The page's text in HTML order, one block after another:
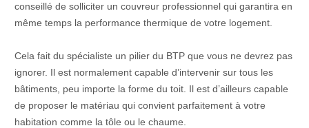
conseillé de solliciter un couvreur professionnel qui garantira en
même temps la performance thermique de votre logement.
Cela fait du spécialiste un pilier du BTP que vous ne devrez pas
ignorer. Il est normalement capable d’intervenir sur tous les
bâtiments, peu importe la forme du toit. Il est d’ailleurs capable
de proposer le matériau qui convient parfaitement à votre
habitation comme la tôle ou le chaume.